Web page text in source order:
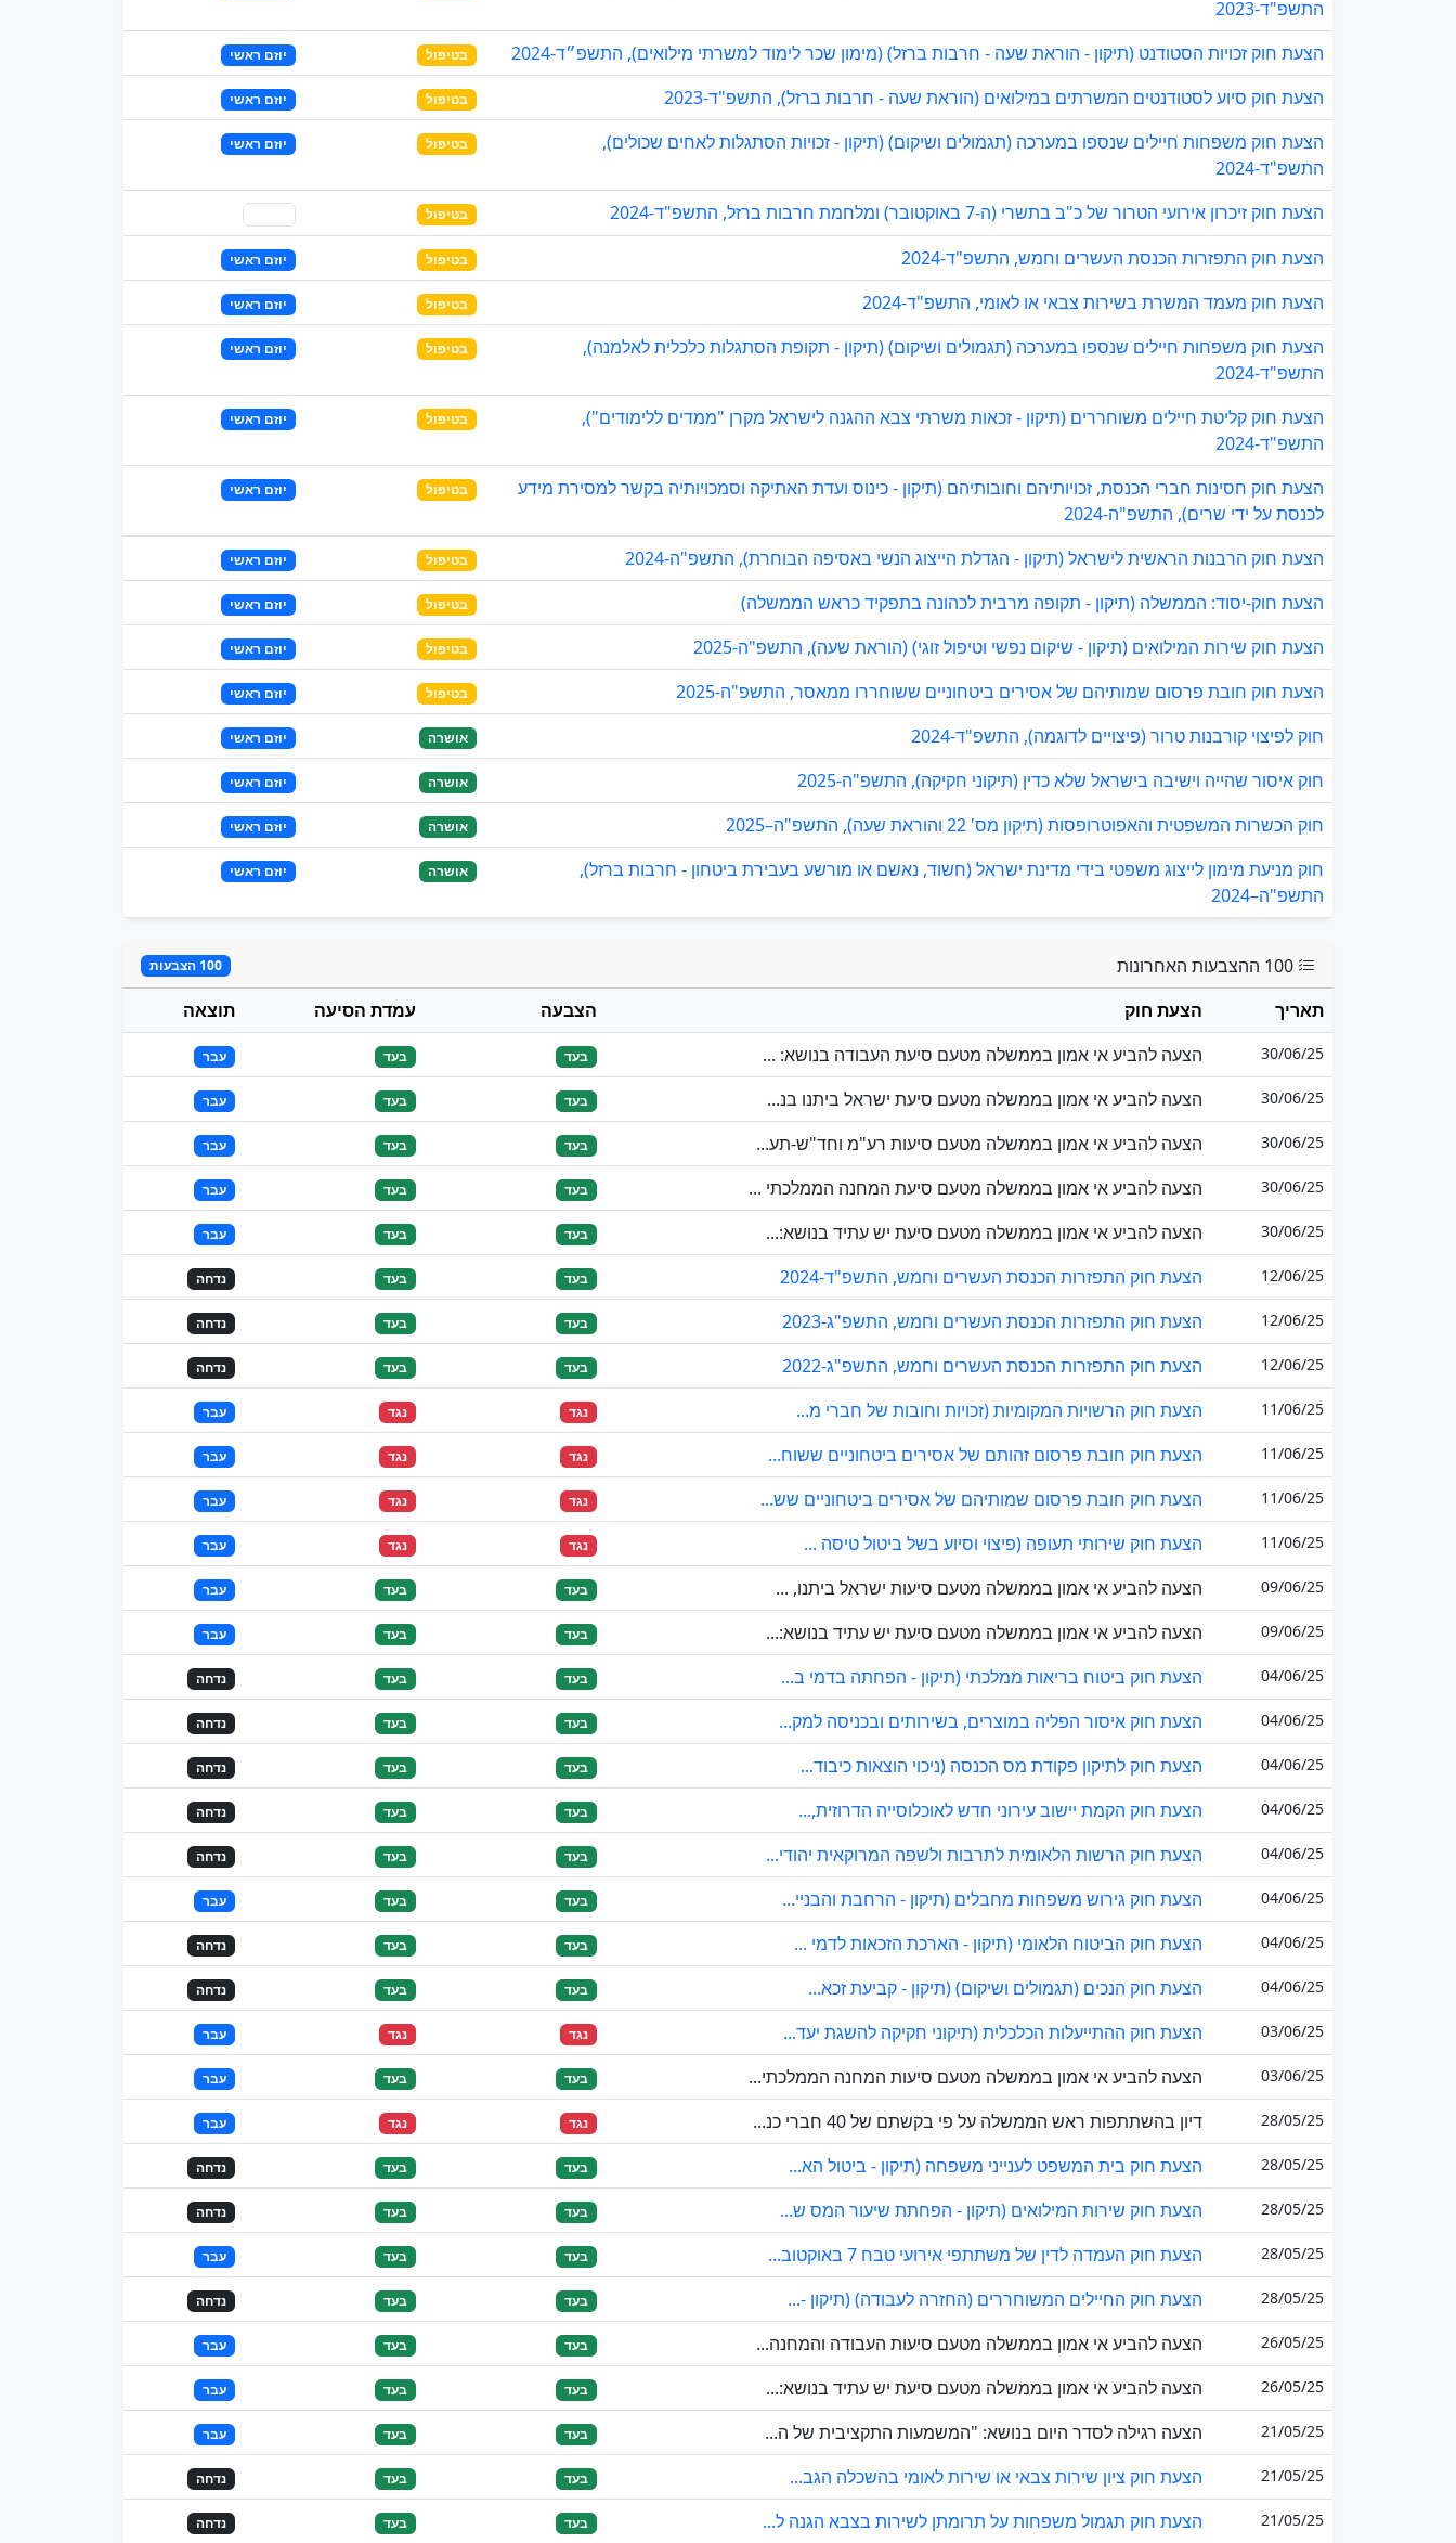
התשפ"ד-2023
הצעת חוק זכויות הסטודנט (תיקון - הוראת שעה - חרבות ברזל) (מימון שכר לימוד למשרתי מילואים), התשפ״ד-2024 בטיפול יוזם ראשי
הצעת חוק סיוע לסטודנטים המשרתים במילואים (הוראת שעה - חרבות ברזל), התשפ"ד-2023 בטיפול יוזם ראשי
הצעת חוק משפחות חיילים שנספו במערכה (תגמולים ושיקום) (תיקון - זכויות הסתגלות לאחים שכולים),
התשפ"ד-2024
בטיפול יוזם ראשי
הצעת חוק זיכרון אירועי הטרור של כ"ב בתשרי (ה-7 באוקטובר) ומלחמת חרבות ברזל, התשפ"ד-2024 בטיפול
הצעת חוק התפזרות הכנסת העשרים וחמש, התשפ"ד-2024 בטיפול יוזם ראשי
הצעת חוק מעמד המשרת בשירות צבאי או לאומי, התשפ"ד-2024 בטיפול יוזם ראשי
הצעת חוק משפחות חיילים שנספו במערכה (תגמולים ושיקום) (תיקון - תקופת הסתגלות כלכלית לאלמנה),
התשפ"ד-2024
בטיפול יוזם ראשי
הצעת חוק קליטת חיילים משוחררים (תיקון - זכאות משרתי צבא ההגנה לישראל מקרן "ממדים ללימודים"),
התשפ"ד-2024
בטיפול יוזם ראשי
הצעת חוק חסינות חברי הכנסת, זכויותיהם וחובותיהם (תיקון - כינוס ועדת האתיקה וסמכויותיה בקשר למסירת מידע
לכנסת על ידי שרים), התשפ"ה-2024
בטיפול יוזם ראשי
הצעת חוק הרבנות הראשית לישראל (תיקון - הגדלת הייצוג הנשי באסיפה הבוחרת), התשפ"ה-2024 בטיפול יוזם ראשי
הצעת חוק-יסוד: הממשלה (תיקון - תקופה מרבית לכהונה בתפקיד כראש הממשלה) בטיפול יוזם ראשי
הצעת חוק שירות המילואים (תיקון - שיקום נפשי וטיפול זוגי) (הוראת שעה), התשפ"ה-2025 בטיפול יוזם ראשי
הצעת חוק חובת פרסום שמותיהם של אסירים ביטחוניים ששוחררו ממאסר, התשפ"ה-2025 בטיפול יוזם ראשי
חוק לפיצוי קורבנות טרור (פיצויים לדוגמה), התשפ"ד-2024 אושרה יוזם ראשי
חוק איסור שהייה וישיבה בישראל שלא כדין (תיקוני חקיקה), התשפ"ה-2025 אושרה יוזם ראשי
חוק הכשרות המשפטית והאפוטרופסות (תיקון מס' 22 והוראת שעה), התשפ"ה–2025 אושרה יוזם ראשי
חוק מניעת מימון לייצוג משפטי בידי מדינת ישראל (חשוד, נאשם או מורשע בעבירת ביטחון - חרבות ברזל),
התשפ"ה–2024
אושרה יוזם ראשי
100 הצבעות
תאריך הצעת חוק הצבעה עמדת הסיעה תוצאה
30/06/25 הצעה להביע אי אמון בממשלה מטעם סיעת העבודה בנושא: ... בעד בעד עבר
30/06/25 הצעה להביע אי אמון בממשלה מטעם סיעת ישראל ביתנו בנ... בעד בעד עבר
30/06/25 הצעה להביע אי אמון בממשלה מטעם סיעות רע"מ וחד"ש-תע... בעד בעד עבר
30/06/25 הצעה להביע אי אמון בממשלה מטעם סיעת המחנה הממלכתי ... בעד בעד עבר
30/06/25 הצעה להביע אי אמון בממשלה מטעם סיעת יש עתיד בנושא:... בעד בעד עבר
12/06/25 הצעת חוק התפזרות הכנסת העשרים וחמש, התשפ"ד-2024 בעד בעד נדחה
12/06/25 הצעת חוק התפזרות הכנסת העשרים וחמש, התשפ"ג-2023 בעד בעד נדחה
12/06/25 הצעת חוק התפזרות הכנסת העשרים וחמש, התשפ"ג-2022 בעד בעד נדחה
11/06/25 הצעת חוק הרשויות המקומיות (זכויות וחובות של חברי מ... נגד נגד עבר
11/06/25 הצעת חוק חובת פרסום זהותם של אסירים ביטחוניים ששוח... נגד נגד עבר
11/06/25 הצעת חוק חובת פרסום שמותיהם של אסירים ביטחוניים שש... נגד נגד עבר
11/06/25 הצעת חוק שירותי תעופה (פיצוי וסיוע בשל ביטול טיסה ... נגד נגד עבר
09/06/25 הצעה להביע אי אמון בממשלה מטעם סיעות ישראל ביתנו, ... בעד בעד עבר
09/06/25 הצעה להביע אי אמון בממשלה מטעם סיעת יש עתיד בנושא:... בעד בעד עבר
04/06/25 הצעת חוק ביטוח בריאות ממלכתי (תיקון - הפחתה בדמי ב... בעד בעד נדחה
04/06/25 הצעת חוק איסור הפליה במוצרים, בשירותים ובכניסה למק... בעד בעד נדחה
04/06/25 הצעת חוק לתיקון פקודת מס הכנסה (ניכוי הוצאות כיבוד... בעד בעד נדחה
04/06/25 הצעת חוק הקמת יישוב עירוני חדש לאוכלוסייה הדרוזית,... בעד בעד נדחה
04/06/25 הצעת חוק הרשות הלאומית לתרבות ולשפה המרוקאית יהודי... בעד בעד נדחה
04/06/25 הצעת חוק גירוש משפחות מחבלים (תיקון - הרחבת והבניי... בעד בעד עבר
04/06/25 הצעת חוק הביטוח הלאומי (תיקון - הארכת הזכאות לדמי ... בעד בעד נדחה
04/06/25 הצעת חוק הנכים (תגמולים ושיקום) (תיקון - קביעת זכא... בעד בעד נדחה
03/06/25 הצעת חוק ההתייעלות הכלכלית (תיקוני חקיקה להשגת יעד... נגד נגד עבר
03/06/25 הצעה להביע אי אמון בממשלה מטעם סיעות המחנה הממלכתי... בעד בעד עבר
28/05/25 דיון בהשתתפות ראש הממשלה על פי בקשתם של 40 חברי כנ... נגד נגד עבר
28/05/25 הצעת חוק בית המשפט לענייני משפחה (תיקון - ביטול הא... בעד בעד נדחה
28/05/25 הצעת חוק שירות המילואים (תיקון - הפחתת שיעור המס ש... בעד בעד נדחה
28/05/25 הצעת חוק העמדה לדין של משתתפי אירועי טבח 7 באוקטוב... בעד בעד עבר
28/05/25 הצעת חוק החיילים המשוחררים (החזרה לעבודה) (תיקון -... בעד בעד נדחה
26/05/25 הצעה להביע אי אמון בממשלה מטעם סיעות העבודה והמחנה... בעד בעד עבר
26/05/25 הצעה להביע אי אמון בממשלה מטעם סיעת יש עתיד בנושא:... בעד בעד עבר
21/05/25 הצעה רגילה לסדר היום בנושא: "המשמעות התקציבית של ה... בעד בעד עבר
21/05/25 הצעת חוק ציון שירות צבאי או שירות לאומי בהשכלה הגב... בעד בעד נדחה
21/05/25 הצעת חוק תגמול משפחות על תרומתן לשירות בצבא הגנה ל... בעד בעד נדחה